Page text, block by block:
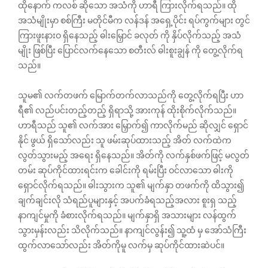
ထိုနောက် ကလစ် ဆိုသော အသံကို ဟာရီ ကြားလိုက်ရသည်။ ထို
အသံမျိုးမှာ စစ်ကြီး မတိုင်မီက လန်ဒန် အရှေ့ပိုင်း ရပ်ကွက်များ တွင်
ကြားဖူးနားဝ ရှိနေသည့် ဓါးမြှောင် ခလုတ် ကို နှိပ်လိုက်သည့် အသံ
မျိုး ဖြစ်ပြီး ပြောင်လက်နေသော စတီးလ် ဓါးစူးချွန် ကို တွေ့လိုက်ရ
သည်။
သူမ၏ လက်တဖက် မြောက်တက်လာသည်ကို တွေ့လိုက်ရပြီး ဟာ
ရီ၏ လည်ပင်းတည့်တည့် ရှိရာသို့ အားကုန် ထိုးစိုက်လိုက်သည်။
ဟာရီသည် သူ၏ လက်အား မြှောက်၍ ကာလိုက်မည် ဆိုလျှင် ရှောင်
နိုင် ဖွယ် ရှိသော်လည်း သူ ဖမ်းဆုပ်ထားသည့် အိတ် လက်ထဲက
လွတ်သွားမည့် အရေး ရှိနေသည်။ အိတ်ကို လက်နှစ်ဖက်ဖြင့် မလွတ်
တမ်း ဆုပ်ကိုင်ထားရင်းက ခေါင်းကို ရမ်းပြီး ဝင်လာသော ဓါးကို
ရှောင်လိုက်ရသည်။ ဓါးသွားက သူ၏ မျက်နှာ တဖက်ကို ထိသွား၍
ချက်ချင်းလို သံရည်ပူများနှင့် အပက်ခံရသည့်အလား စူးရှ သည့်
နာကျင်မှုကို ခံစားလိုက်ရသည်။ မျက်နှာရှိ အသားများ လန်ထွက်
သွားမှန်းလည်း သိလိုက်သည်။ နာကျင်လွန်း၍ သူ့ထံ မှ အော်သံကြီး
ထွက်လာသော်လည်း အိတ်ကိုမူ လက်မှ ဆုပ်ကိုင်ထားဆဲပင်။